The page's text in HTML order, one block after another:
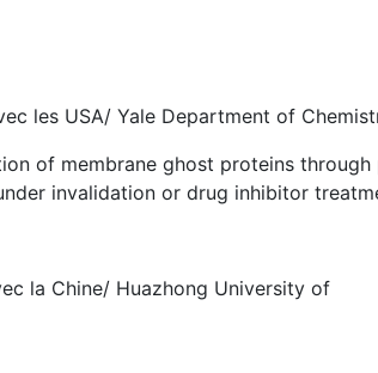
les USA/ Yale Department of
of membrane ghost proteins
invalidation or drug inhibitor
la Chine/ Huazhong University of